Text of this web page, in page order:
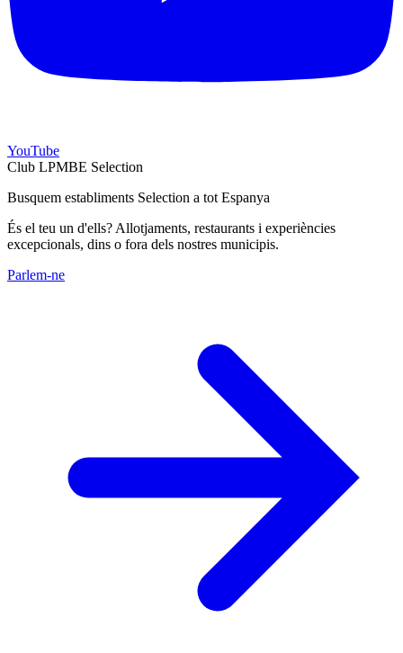
YouTube
Club LPMBE Selection
Busquem establiments Selection a tot Espanya
És el teu un d'ells? Allotjaments, restaurants i experiències
excepcionals, dins o fora dels nostres municipis.
Parlem-ne